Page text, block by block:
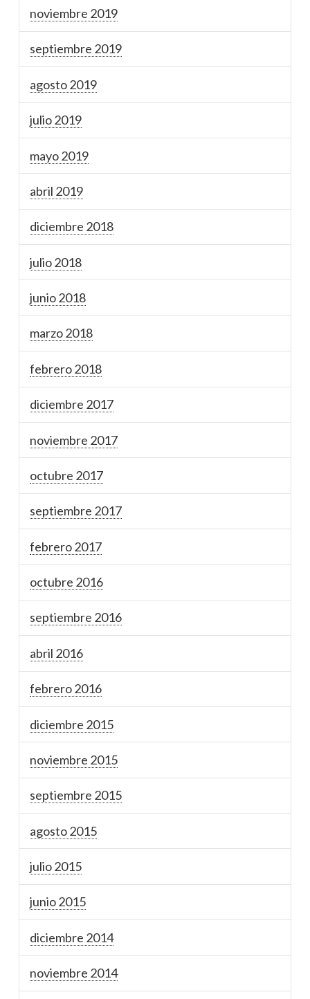
noviembre 2019
septiembre 2019
agosto 2019
julio 2019
mayo 2019
abril 2019
diciembre 2018
julio 2018
junio 2018
marzo 2018
febrero 2018
diciembre 2017
noviembre 2017
octubre 2017
septiembre 2017
febrero 2017
octubre 2016
septiembre 2016
abril 2016
febrero 2016
diciembre 2015
noviembre 2015
septiembre 2015
agosto 2015
julio 2015
junio 2015
diciembre 2014
noviembre 2014